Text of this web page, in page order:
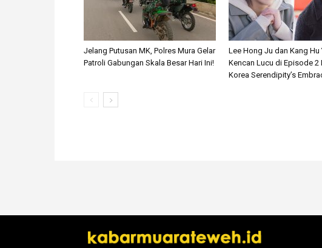
Jelang Putusan MK, Polres Mura Gelar
Patroli Gabungan Skala Besar Hari Ini!
Lee Hong Ju dan Kang Hu
Kencan Lucu di Episode 2
Korea Serendipity’s